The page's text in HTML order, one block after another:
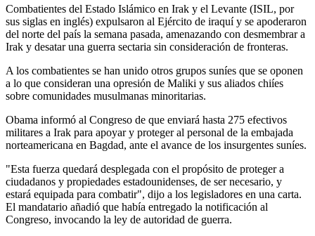
Combatientes del Estado Islámico en Irak y el Levante (ISIL, por
sus siglas en inglés) expulsaron al Ejército de iraquí y se apoderaron
del norte del país la semana pasada, amenazando con desmembrar a
Irak y desatar una guerra sectaria sin consideración de fronteras.
A los combatientes se han unido otros grupos suníes que se oponen
a lo que consideran una opresión de Maliki y sus aliados chiíes
sobre comunidades musulmanas minoritarias.
Obama informó al Congreso de que enviará hasta 275 efectivos
militares a Irak para apoyar y proteger al personal de la embajada
norteamericana en Bagdad, ante el avance de los insurgentes suníes.
"Esta fuerza quedará desplegada con el propósito de proteger a
ciudadanos y propiedades estadounidenses, de ser necesario, y
estará equipada para combatir", dijo a los legisladores en una carta.
El mandatario añadió que había entregado la notificación al
Congreso, invocando la ley de autoridad de guerra.